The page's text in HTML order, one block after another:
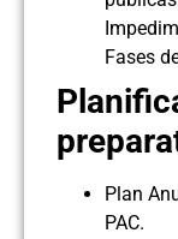
Fases
Plan
PAC.